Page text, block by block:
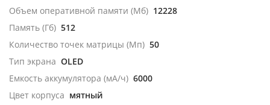
Объем оперативной памяти (Мб) 12228
Память (Гб) 512
Количество точек матрицы (Мп) 50
Тип экрана OLED
Емкость аккумулятора (мА/ч) 6000
Цвет корпуса мятный